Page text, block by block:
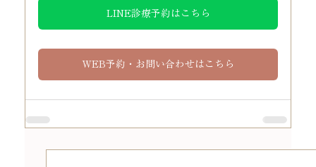
LINE診療予約はこちら
WEB予約・お問い合わせはこちら